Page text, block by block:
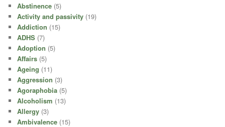
Abstinence (5)
Activity and passivity (19)
Addiction (15)
ADHS (7)
Adoption (5)
Affairs (5)
Ageing (11)
Aggression (3)
Agoraphobia (5)
Alcoholism (13)
Allergy (3)
Ambivalence (15)